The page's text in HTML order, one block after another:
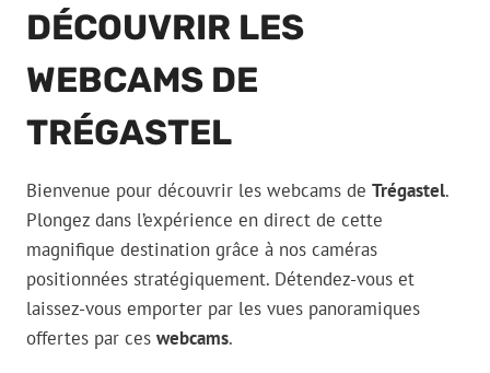
DÉCOUVRIR LES
WEBCAMS DE
TRÉGASTEL
Bienvenue pour découvrir les webcams de Trégastel.
Plongez dans l’expérience en direct de cette
magnifique destination grâce à nos caméras
positionnées stratégiquement. Détendez-vous et
laissez-vous emporter par les vues panoramiques
offertes par ces webcams.